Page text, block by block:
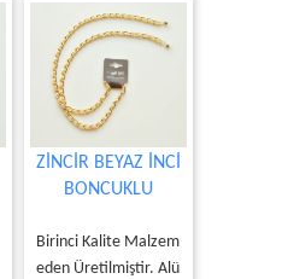
ZİNCİR BEYAZ İNCİ
BONCUKLU
Birinci Kalite Malzem
eden Üretilmiştir. Alü